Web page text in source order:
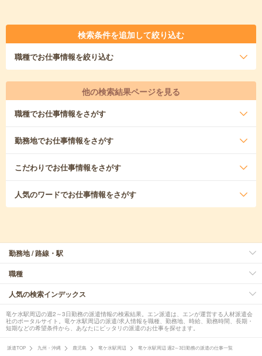
検索条件を追加して絞り込む
職種でお仕事情報を絞り込む
他の検索結果ページを見る
職種でお仕事情報をさがす
勤務地でお仕事情報をさがす
こだわりでお仕事情報をさがす
人気のワードでお仕事情報をさがす
勤務地 / 路線・駅
職種
人気の検索インデックス
竜ケ水駅周辺の週2～3日勤務の派遣情報の検索結果。エン派遣は、エンが運営する人材派遣会
社のポータルサイト。竜ケ水駅周辺の派遣/求人情報を職種、勤務地、時給、勤務時間、長期・
短期などの希望条件から、あなたにピッタリの派遣のお仕事を探せます。
派遣TOP 九州・沖縄 鹿児島 竜ケ水駅周辺 竜ケ水駅周辺 週2～3日勤務の派遣の仕事一覧